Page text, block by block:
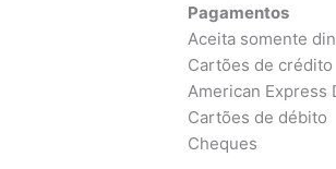
Pagamentos
Aceita somente
Cartões de crédito
American Express
Cartões de débito
Cheques